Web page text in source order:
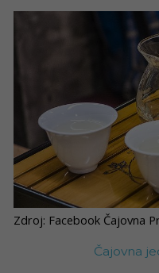
Zdroj: Facebook Čajovna
Čajovna